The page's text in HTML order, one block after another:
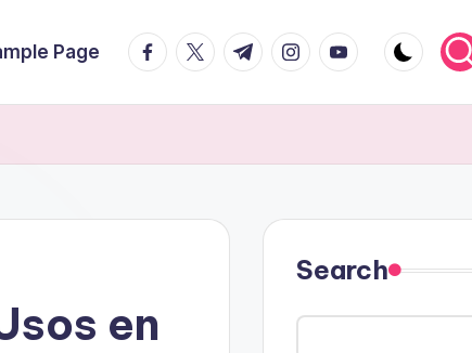
Page facebook.com
twitter.com
t.me instagram.com
youtube.com
en
Search